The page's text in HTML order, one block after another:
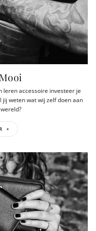
leren accessoire investeer je
weten wat wij zelf doen aan
+